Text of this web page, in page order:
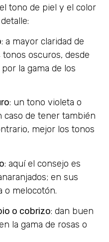
tono de piel y el color
: a mayor claridad de
oscuros, desde
la gama de los
: un tono violeta o
caso de tener también
mejor los tonos
: aquí el consejo es
en sus
o melocotón.
o cobrizo: dan buen
la gama de rosas o